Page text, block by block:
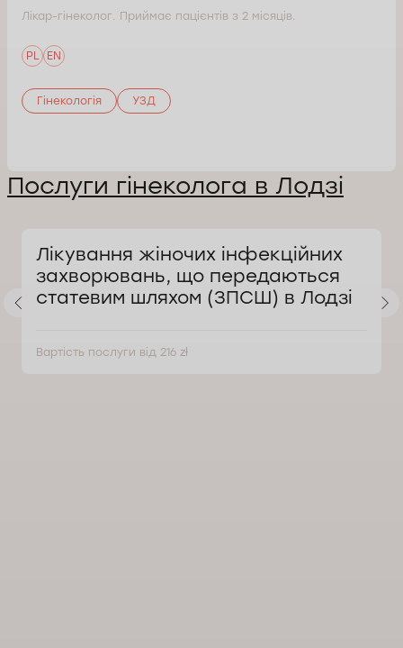
Лікар-гінеколог. Приймає пацієнтів з 2 місяців.
PL EN
Гінекологія УЗД
Послуги гінеколога в Лодзі
Лікування жіночих інфекційних
захворювань, що передаються
статевим шляхом (ЗПСШ) в Лодзі
Вартість послуги від 216 zł